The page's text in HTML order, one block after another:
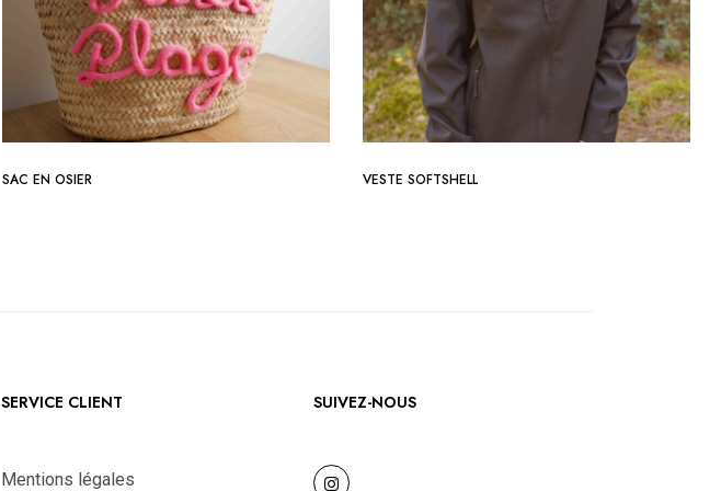
SAC EN OSIER VESTE SOFTSHELL
SERVICE CLIENT
Mentions légales
SUIVEZ-NOUS